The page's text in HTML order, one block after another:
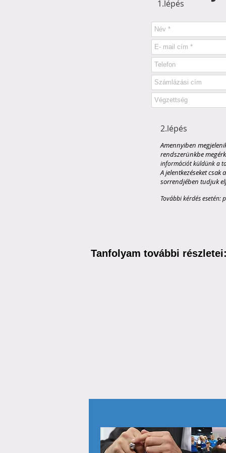
Tanfolyam további
1.lépés
2.lépés
Amennyiben
rendszerünkbe
információt küldünk a
A jelentkezéseket csak
sorrendjében tudjuk
További kérdés esetén: